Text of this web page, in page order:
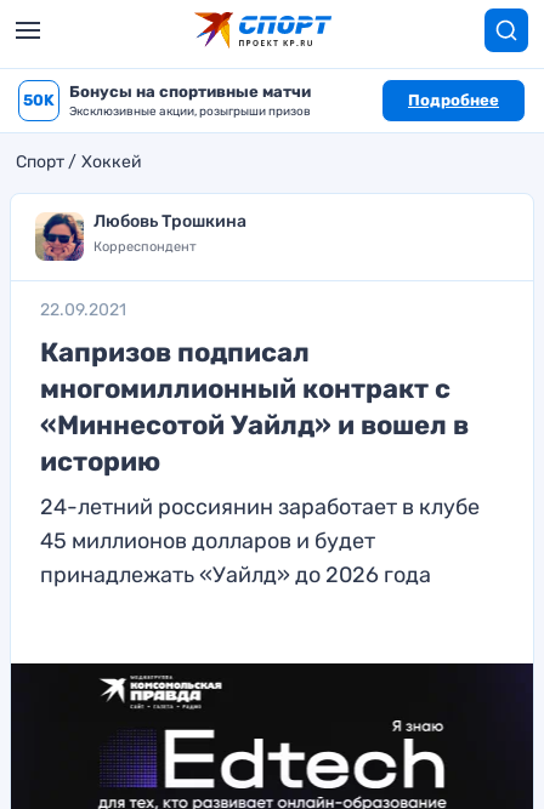
50K Бонусы на спортивные матчи
Эксклюзивные акции, розыгрыши призов
Подробнее
Спорт Хоккей
Любовь Трошкина
Корреспондент
22.09.2021
Капризов подписал
многомиллионный контракт с
«Миннесотой Уайлд» и вошел в
историю
24-летний россиянин заработает в клубе
45 миллионов долларов и будет
принадлежать «Уайлд» до 2026 года